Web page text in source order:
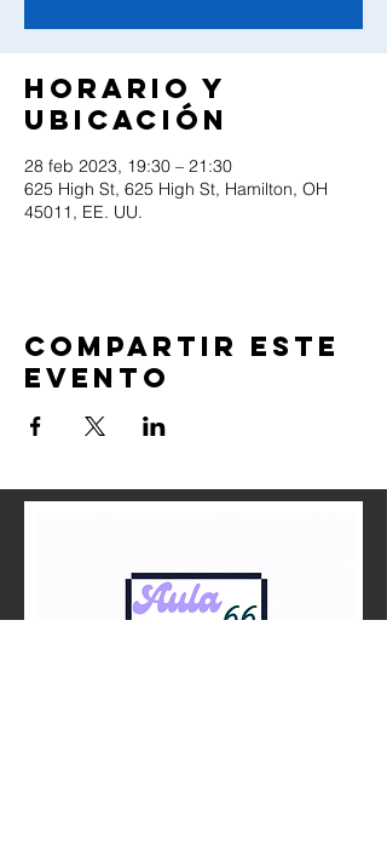
Horario y
ubicación
28 feb 2023, 19:30 – 21:30
625 High St, 625 High St, Hamilton, OH
45011, EE. UU.
Compartir este
evento